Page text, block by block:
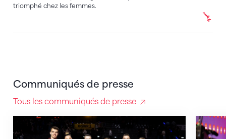
triomphé chez les femmes.
Communiqués de presse
Tous les communiqués de presse
L’équipe mixte suisse remporte l’argent au DTB-Matteo